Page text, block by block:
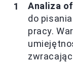
Analiza
do
pracy.